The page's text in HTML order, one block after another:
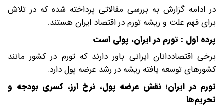
در ادامه گزارش به بررسی مقالاتی پرداخته شده که در تلاش
برای فهم علت و ریشه تورم در اقتصاد ایران هستند.
پرده اول : تورم در ایران، پولی است
برخی اقتصاددانان ایرانی باور دارند که تورم در کشور مانند
کشورهای توسعه یافته ریشه در رشد عرضه پول دارد.
تورم در ایران؛ نقش عرضه پول، نرخ ارز، کسری بودجه و
تحریم‌ها